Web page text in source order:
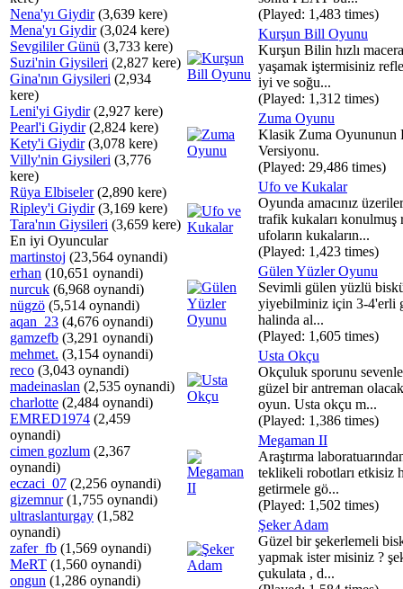
Nena'yı Giydir(3,639 kere)
Mena'yı Giydir(3,024 kere)
Sevgililer Günü (3,733 kere)
Suzi'nin Giysileri (2,827 kere)
Gina'nın Giysileri (2,934
kere)
Leni'yi Giydir(2,927 kere)
Pearl'i Giydir(2,824 kere)
Kety'i Giydir(3,078 kere)
Villy'nin Giysileri (3,776
kere)
Rüya Elbiseler(2,890 kere)
Ripley'i Giydir(3,169 kere)
Tara'nın Giysileri (3,659 kere)
En iyi Oyuncular
martinstoj (23,564 oynandi)
erhan (10,651 oynandi)
nurcuk (6,968 oynandi)
nügzö (5,514 oynandi)
aqan_23 (4,676 oynandi)
gamzefb (3,291 oynandi)
mehmet. (3,154 oynandi)
reco (3,043 oynandi)
madeinaslan (2,535 oynandi)
charlotte (2,484 oynandi)
EMRED1974 (2,459
oynandi)
cimen gozlum (2,367
oynandi)
eczaci_07 (2,256 oynandi)
gizemnur(1,755 oynandi)
ultraslanturgay (1,582
oynandi)
zafer_fb (1,569 oynandi)
MeRT (1,560 oynandi)
ongun (1,286 oynandi)
(Played: 1,483 times)
Kurşun Bill Oyunu
Kurşun Bilin hızlı
yaşamak iştermisiniz
iyi ve soğu...
(Played: 1,312 times)
Zuma Oyunu
Klasik Zuma Oyununun
Versiyonu.
(Played: 29,486 times)
Ufo ve Kukalar
Oyunda amacınız
trafik kukaları konulmuş
ufoların kukaların...
(Played: 1,423 times)
Gülen Yüzler Oyunu
Sevimli gülen yüzlü
yiyebilminiz için 3-4'erli
halinda al...
(Played: 1,605 times)
Usta Okçu
Okçuluk sporunu
güzel bir antreman
oyun. Usta okçu m...
(Played: 1,386 times)
Megaman II
Araştırma
teklikeli robotları etkisiz
getirmele gö...
(Played: 1,502 times)
Şeker Adam
Güzel bir şekerlemeli
yapmak ister misiniz ?
çukulata , d...